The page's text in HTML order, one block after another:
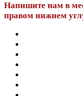
Напишите нам в
правом нижнем